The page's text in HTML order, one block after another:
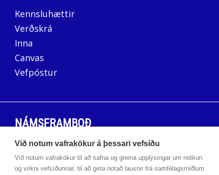
Kennsluhættir
Verðskrá
Inna
Canvas
Vefpóstur
NÁMSFRAMBOÐ
Háskólabrú
Námskeið
Við notum vafrakökur á þessari vefsíðu
Við notum vafrakökur til að safna og greina upplýsingar um notkun
og virkni vefsíðunnar, til að geta notað lausnir frá samfélagsmiðlum